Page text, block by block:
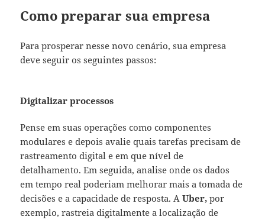
Como preparar sua empresa
Para prosperar nesse novo cenário, sua empresa
deve seguir os seguintes passos:
Digitalizar processos
Pense em suas operações como componentes
modulares e depois avalie quais tarefas precisam de
rastreamento digital e em que nível de
detalhamento. Em seguida, analise onde os dados
em tempo real poderiam melhorar mais a tomada de
decisões e a capacidade de resposta. AUber, por
exemplo, rastreia digitalmente a localização de